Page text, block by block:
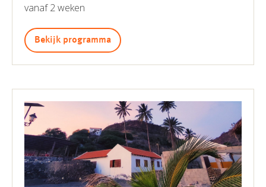
vanaf 2 weken
Bekijk programma